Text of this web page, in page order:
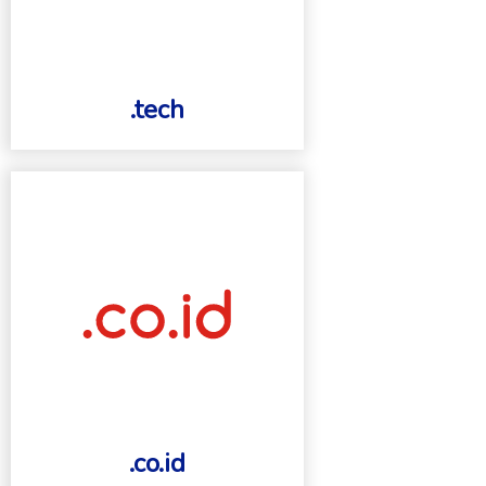
.tech
.co.id